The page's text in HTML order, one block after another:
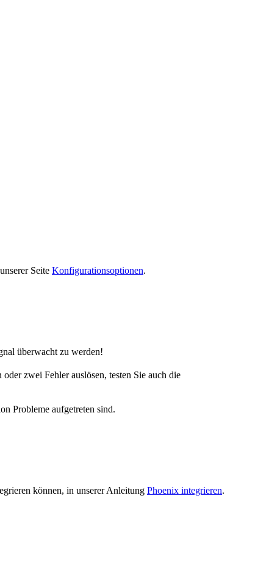
Seite Konfigurationsoptionen.
überwacht zu werden!
zwei Fehler auslösen, testen Sie auch die
Probleme aufgetreten sind.
können, in unserer Anleitung Phoenix integrieren.